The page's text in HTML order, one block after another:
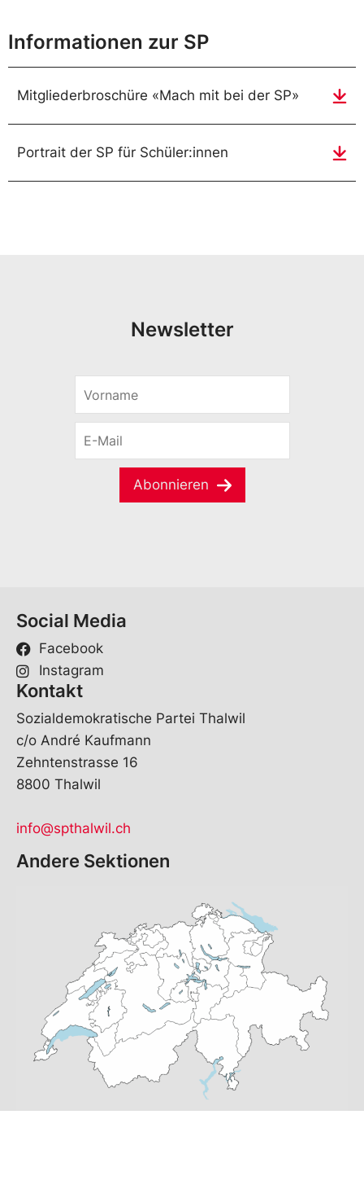
Informationen zur SP
Mitgliederbroschüre «Mach mit bei der SP»
Portrait der SP für Schüler:innen
Newsletter
r
M
Abonnieren
Social Media
Facebook
Instagram
Kontakt
Sozialdemokratische Partei Thalwil
c/o André Kaufmann
Zehntenstrasse 16
8800 Thalwil
info@spthalwil.ch
Andere Sektionen